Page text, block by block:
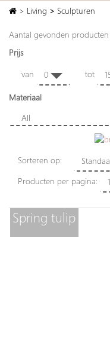
> Living > Sculpturen
Aantal gevonden producten
Prijs
van 0 tot
Materiaal
All
Sorteren op:
Producten per pagina:
Spring tulip